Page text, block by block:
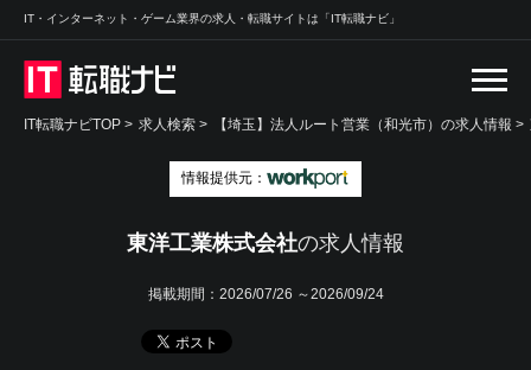
IT・インターネット・ゲーム業界の求人・転職サイトは「IT転職ナビ」
IT転職ナビTOP > 求人検索 > 【埼玉】法人ルート営業（和光市）の求人情報 >
情報提供元：
東洋工業株式会社の求人情報
掲載期間： 2026/07/26 ～2026/09/24